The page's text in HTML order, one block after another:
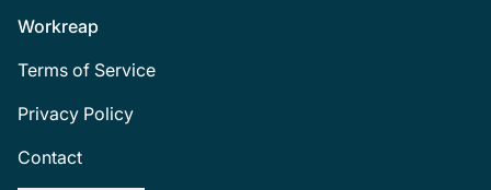
Footer
Workreap
Terms of Service
Privacy Policy
Contact